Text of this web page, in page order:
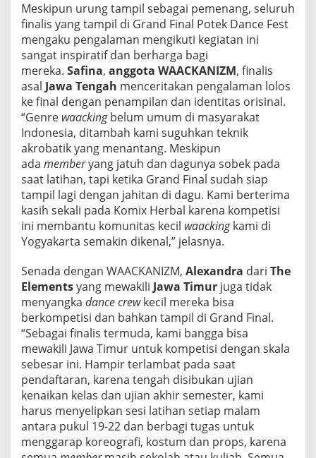
Meskipun urung tampil sebagai pemenang, seluruh
finalis yang tampil di Grand Final Potek Dance Fest
mengaku pengalaman mengikuti kegiatan ini
sangat inspiratif dan berharga bagi
mereka. Safina, anggota WAACKANIZM, finalis
asal Jawa Tengah menceritakan pengalaman lolos
ke final dengan penampilan dan identitas orisinal.
“Genre waackingbelum umum di masyarakat
Indonesia, ditambah kami suguhkan teknik
akrobatik yang menantang. Meskipun
ada memberyang jatuh dan dagunya sobek pada
saat latihan, tapi ketika Grand Final sudah siap
tampil lagi dengan jahitan di dagu. Kami berterima
kasih sekali pada Komix Herbal karena kompetisi
ini membantu komunitas kecil waackingkami di
Yogyakarta semakin dikenal,” jelasnya.
Senada dengan WAACKANIZM, Alexandra dari The
Elementsyang mewakili Jawa Timur juga tidak
menyangka dance crewkecil mereka bisa
berkompetisi dan bahkan tampil di Grand Final.
“Sebagai finalis termuda, kami bangga bisa
mewakili Jawa Timur untuk kompetisi dengan skala
sebesar ini. Hampir terlambat pada saat
pendaftaran, karena tengah disibukan ujian
kenaikan kelas dan ujian akhir semester, kami
harus menyelipkan sesi latihan setiap malam
antara pukul 19-22 dan berbagi tugas untuk
menggarap koreografi, kostum dan props, karena